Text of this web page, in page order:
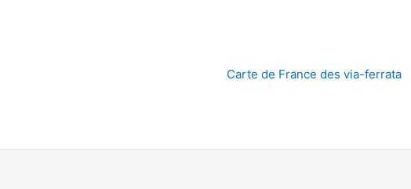
Carte de France des via-ferrata